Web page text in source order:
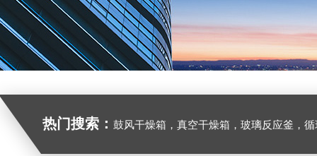
热门搜索： 鼓风干燥箱，真空干燥箱，玻璃反应釜，循环水真空泵